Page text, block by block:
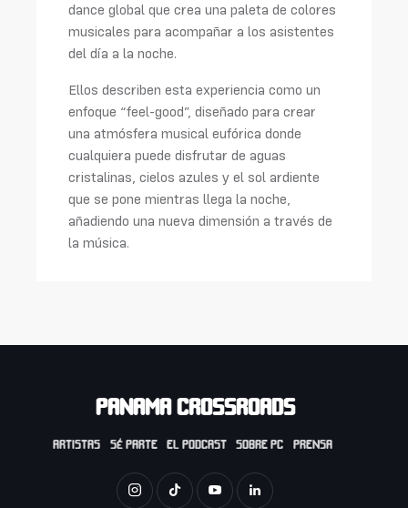
dance global que crea una paleta de colores
musicales para acompañar a los asistentes
del día a la noche.
Ellos describen esta experiencia como un
enfoque “feel-good”, diseñado para crear
una atmósfera musical eufórica donde
cualquiera puede disfrutar de aguas
cristalinas, cielos azules y el sol ardiente
que se pone mientras llega la noche,
añadiendo una nueva dimensión a través de
la música.
PANAMA CROSSROADS
ARTISTAS SÉ PARTE EL PODCAST SOBRE PC PRENSA